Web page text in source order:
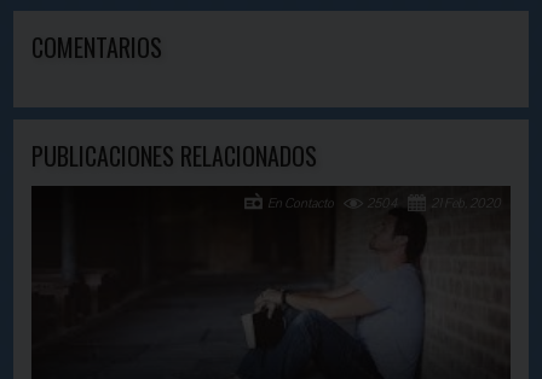
COMENTARIOS
PUBLICACIONES RELACIONADOS
21 Feb, 2020
2504
En Contacto